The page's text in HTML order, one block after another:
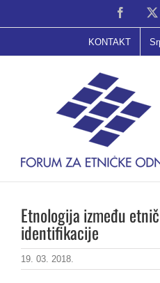
KONTAKT
Etnologija između
identifikacije
19. 03. 2018.